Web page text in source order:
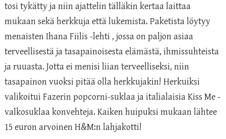
tosi tykätty ja niin ajattelin tälläkin kertaa laittaa
mukaan sekä herkkuja että lukemista. Paketista löytyy
menaisten Ihana Fiilis -lehti , jossa on paljon asiaa
terveellisestä ja tasapainoisesta elämästä, ihmissuhteista
ja ruuasta. Jotta ei menisi liian terveelliseksi, niin
tasapainon vuoksi pitää olla herkkujakin! Herkuiksi
valikoitui Fazerin popcorni-suklaa ja italialaisia Kiss Me -
valkosuklaa konvehteja. Kaiken huipuksi mukaan lähtee
15 euron arvoinen H&M:n lahjakotti!